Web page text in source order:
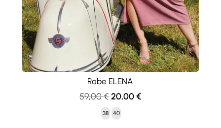
Robe ELENA
59,00€Le
prix
initial
20,00€Le
38 40